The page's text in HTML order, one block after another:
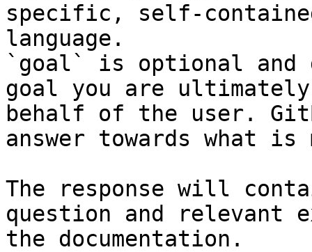
specific, self-
language.
`goal` is optional and
goal you are
behalf of the user.
answer towards what
The response will
question and relevant
the documentation.